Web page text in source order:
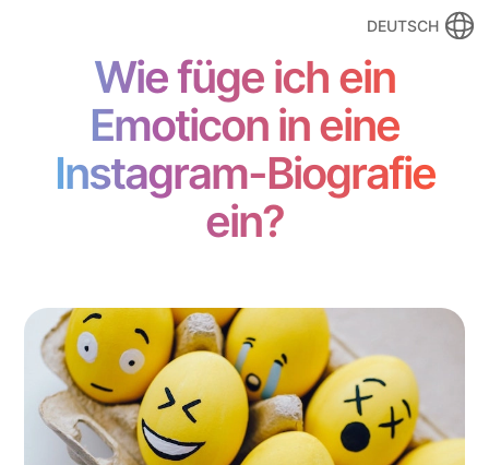
DEUTSCH
Wie füge ich ein
Emoticon in eine
Instagram-Biografie
ein?